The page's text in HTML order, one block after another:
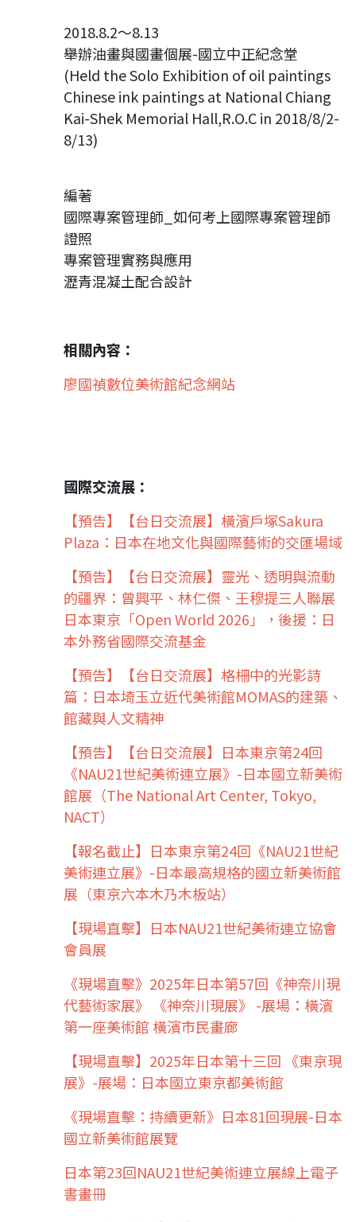
2018.8.2～8.13
舉辦油畫與國畫個展-國立中正紀念堂
(Held the Solo Exhibition of oil paintings
Chinese ink paintings at National Chiang
Kai-Shek Memorial Hall,R.O.C in 2018/8/2-
8/13)
編著
國際專案管理師_如何考上國際專案管理師
證照
專案管理實務與應用
瀝青混凝土配合設計
相關內容：
廖國禎數位美術館紀念網站
國際交流展：
【預告】【台日交流展】橫濱戶塚Sakura
Plaza：日本在地文化與國際藝術的交匯場域
【預告】【台日交流展】靈光、透明與流動
的疆界：曾興平、林仁傑、王穆提三人聯展
日本東京「Open World 2026」，後援：日
本外務省國際交流基金
【預告】【台日交流展】格柵中的光影詩
篇：日本埼玉立近代美術館MOMAS的建築、
館藏與人文精神
【預告】【台日交流展】日本東京第24回
《NAU21世紀美術連立展》-日本國立新美術
館展（The National Art Center, Tokyo,
NACT）
【報名截止】日本東京第24回《NAU21世紀
美術連立展》-日本最高規格的國立新美術館
展（東京六本木乃木板站）
【現場直擊】日本NAU21世紀美術連立協會
會員展
《現場直擊》2025年日本第57回《神奈川現
代藝術家展》 《神奈川現展》 -展場：橫濱
第一座美術館 橫濱市民畫廊
【現場直擊】2025年日本第十三回 《東京現
展》-展場：日本國立東京都美術館
《現場直擊：持續更新》日本81回現展-日本
國立新美術館展覽
日本第23回NAU21世紀美術連立展線上電子
書畫冊